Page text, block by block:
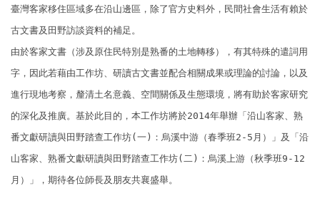
臺灣客家移住區域多在沿山邊區，除了官方史料外，民間社會生活有賴於
古文書及田野訪談資料的補足。
由於客家文書（涉及原住民特別是熟番的土地轉移），有其特殊的遣詞用
字，因此若藉由工作坊、研讀古文書並配合相關成果或理論的討論，以及
進行現地考察，釐清土名意義、空間關係及生態環境，將有助於客家研究
的深化及推廣。 基於此目的，本工作坊將於2014年舉辦「沿山客家、熟
番文獻研讀與田野踏查工作坊(一)：烏溪中游（春季班2-5月）」及「沿
山客家、熟番文獻研讀與田野踏查工作坊(二)：烏溪上游（秋季班9-12
月）
」，期待各位師長及朋友共襄盛舉。